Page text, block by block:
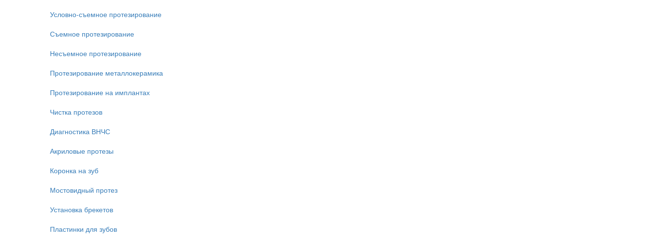
Условно-съемное протезирование
Съемное протезирование
Несъемное протезирование
Протезирование металлокерамика
Протезирование на имплантах
Чистка протезов
Диагностика ВНЧС
Акриловые протезы
Коронка на зуб
Мостовидный протез
Установка брекетов
Пластинки для зубов